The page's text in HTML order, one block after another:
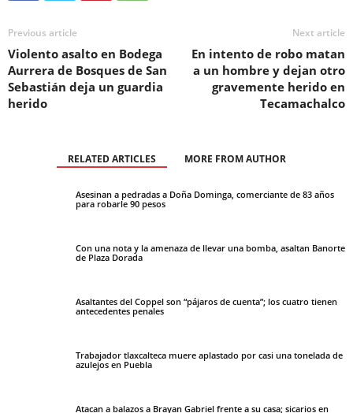
Previous article
Violento asalto en Bodega
Aurrera de Bosques de San
Sebastián deja un guardia
herido
Next article
En intento de robo matan
a un hombre y dejan otro
gravemente herido en
Tecamachalco
RELATED ARTICLES MORE FROM AUTHOR
Asesinan a pedradas a Doña Dominga, comerciante de 83 años
para robarle 90 pesos
Con una nota y la amenaza de llevar una bomba, asaltan Banorte
de Plaza Dorada
Asaltantes del Coppel son “pájaros de cuenta”; los cuatro tienen
antecedentes penales
Trabajador tlaxcalteca muere aplastado por casi una tonelada de
azulejos en Puebla
Atacan a balazos a Brayan Gabriel frente a su casa; sicarios en